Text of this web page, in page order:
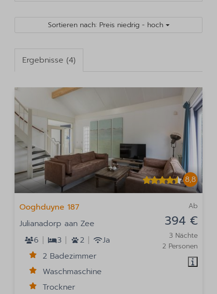
Sortieren nach: Preis niedrig - hoch
Ergebnisse (4)
8,8
Ab
394 €
3 Nächte
2 Personen
Ooghduyne 187
Julianadorp aan Zee
6
3 2
Ja
2 Badezimmer
Waschmaschine
Trockner